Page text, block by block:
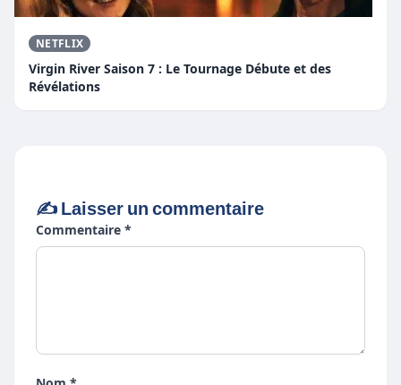
NETFLIX
Virgin River Saison 7 : Le Tournage Débute et des
Révélations
✍️ Laisser un commentaire
Commentaire *